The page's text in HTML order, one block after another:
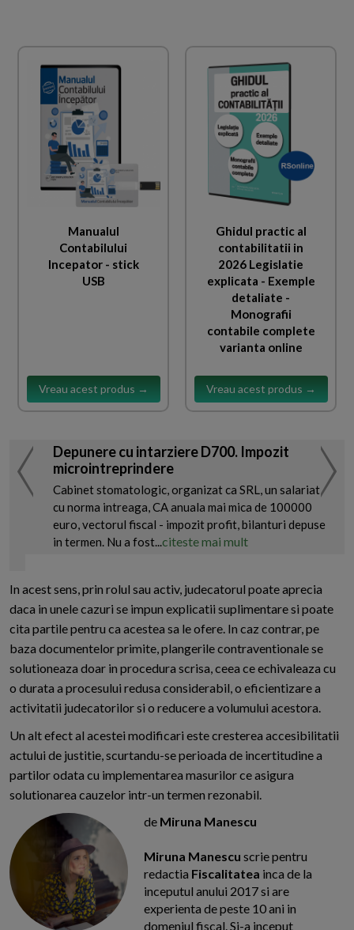
Manualul
Contabilului
Incepator - stick
USB
Vreau acest produs →
Ghidul practic al
contabilitatii in
2026 Legislatie
explicata - Exemple
detaliate -
Monografii
contabile complete
varianta online
Vreau acest produs →
Depunere cu intarziere D700. Impozit
microintreprindere
Cabinet stomatologic, organizat ca SRL, un salariat
cu norma intreaga, CA anuala mai mica de 100000
euro, vectorul fiscal - impozit profit, bilanturi depuse
in termen. Nu a fost...citeste mai mult
In acest sens, prin rolul sau activ, judecatorul poate aprecia
daca in unele cazuri se impun explicatii suplimentare si poate
cita partile pentru ca acestea sa le ofere. In caz contrar, pe
baza documentelor primite, plangerile contraventionale se
solutioneaza doar in procedura scrisa, ceea ce echivaleaza cu
o durata a procesului redusa considerabil, o eficientizare a
activitatii judecatorilor si o reducere a volumului acestora.
Un alt efect al acestei modificari este cresterea accesibilitatii
actului de justitie, scurtandu-se perioada de incertitudine a
partilor odata cu implementarea masurilor ce asigura
solutionarea cauzelor intr-un termen rezonabil.
de Miruna Manescu
Miruna Manescu scrie pentru
redactia Fiscalitatea inca de la
inceputul anului 2017 si are
experienta de peste 10 ani in
domeniul fiscal. Si-a inceput